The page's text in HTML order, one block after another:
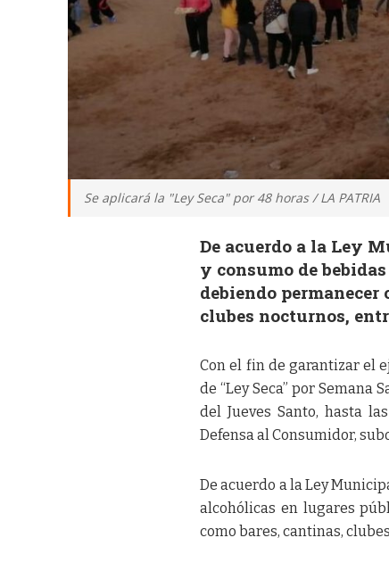
Se aplicará la "Ley Seca" por 48 horas / LA PATRIA
De acuerdo a la Ley
y consumo de
debiendo permanecer
clubes nocturnos,
Con el fin de garantizar el
de “Ley Seca” por Semana
del Jueves Santo, hasta
Defensa al Consumidor,
De acuerdo a la Ley
alcohólicas en lugares
como bares, cantinas,